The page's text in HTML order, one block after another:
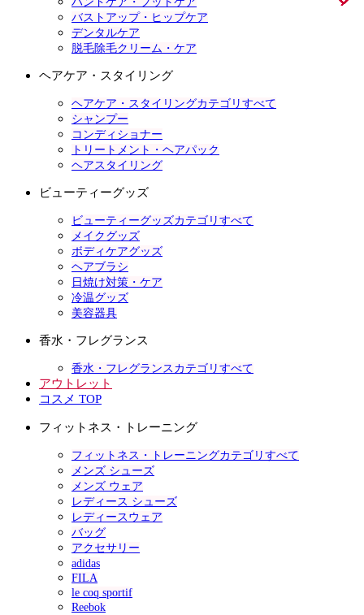
バストアップ・ヒップケア
デンタルケア
脱毛除毛クリーム・ケア
ヘアケア・スタイリング
ヘアケア・スタイリングカテゴリすべて
シャンプー
コンディショナー
トリートメント・ヘアパック
ヘアスタイリング
ビューティーグッズ
ビューティーグッズカテゴリすべて
メイクグッズ
ボディケアグッズ
ヘアブラシ
日焼け対策・ケア
冷温グッズ
美容器具
香水・フレグランス
香水・フレグランスカテゴリすべて
アウトレット
コスメ TOP
フィットネス・トレーニング
フィットネス・トレーニングカテゴリすべて
メンズ シューズ
メンズ ウェア
レディース シューズ
レディースウェア
バッグ
アクセサリー
adidas
FILA
le coq sportif
Reebok